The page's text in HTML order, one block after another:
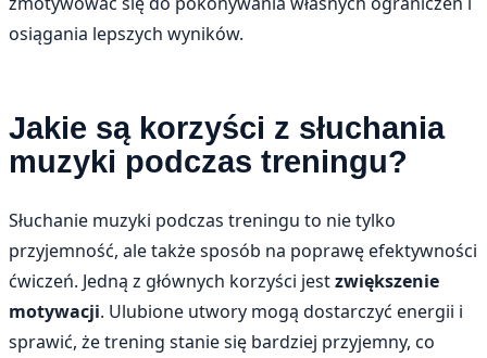
osiągania lepszych wyników.
Jakie są korzyści z słuchania
muzyki podczas treningu?
Słuchanie muzyki podczas treningu to nie tylko
przyjemność, ale także sposób na poprawę efektywności
ćwiczeń. Jedną z głównych korzyści jestzwiększenie
motywacji. Ulubione utwory mogą dostarczyć energii i
sprawić, że trening stanie się bardziej przyjemny, co